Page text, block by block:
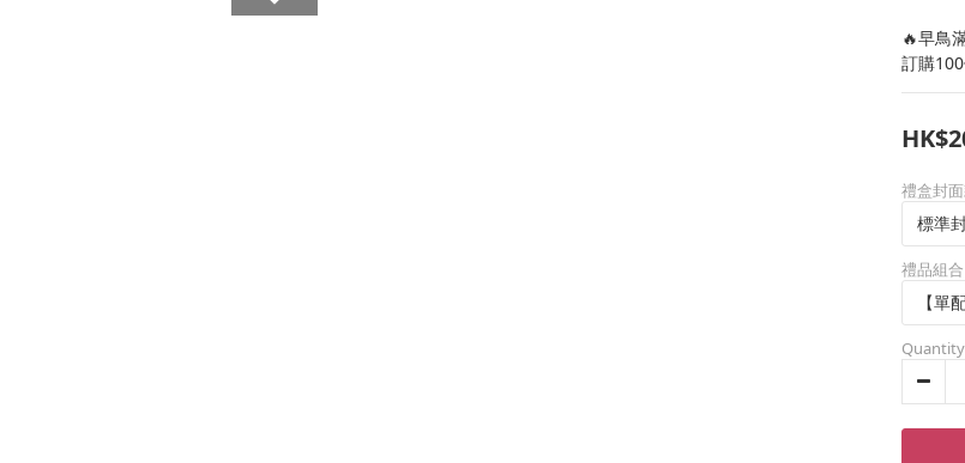
🔥早鳥
訂購
禮盒封
禮品組
Quantity